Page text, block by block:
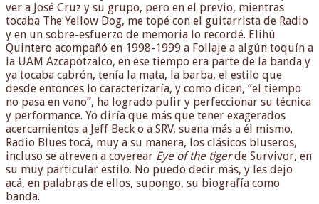
ver a José Cruz y su grupo, pero en el previo, mientras
tocaba The Yellow Dog, me topé con el guitarrista de Radio
y en un sobre-esfuerzo de memoria lo recordé. Elihú
Quintero acompañó en 1998-1999 a Follaje a algún toquín a
la UAM Azcapotzalco, en ese tiempo era parte de la banda y
ya tocaba cabrón, tenía la mata, la barba, el estilo que
desde entonces lo caracterizaría, y como dicen, “el tiempo
no pasa en vano”, ha logrado pulir y perfeccionar su técnica
y performance. Yo diría que más que tener exagerados
acercamientos a Jeff Beck o a SRV, suena más a él mismo.
Radio Blues tocá, muy a su manera, los clásicos bluseros,
incluso se atreven a coverear Eye of the tigerde Survivor, en
su muy particular estilo. No puedo decir más, y les dejo
acá, en palabras de ellos, supongo, su biografía como
banda.